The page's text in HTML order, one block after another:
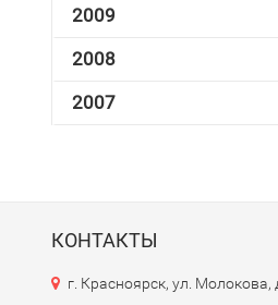
2009
2008
2007
КОНТАКТЫ
г. Красноярск, ул. Молокова,